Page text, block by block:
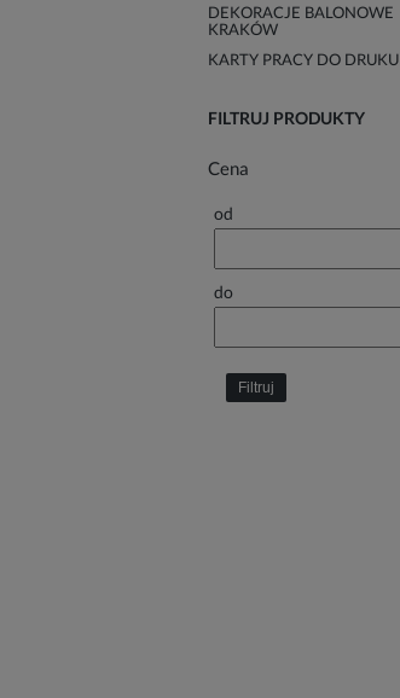
DEKORACJE BALONOWE
KRAKÓW
KARTY PRACY DO DRUKU
FILTRUJ PRODUKTY
Cena
od
do
Filtruj